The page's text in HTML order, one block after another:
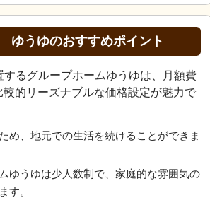
ゆうゆのおすすめポイント
するグループホームゆうゆは、月額費
較的リーズナブルな価格設定が魅力で
め、地元での生活を続けることができま
ゆうゆは少人数制で、家庭的な雰囲気の
す。